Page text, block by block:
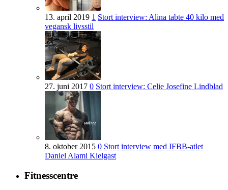
13. april 2019 1 Stort interview: Alina tabte 40 kilo med
vegansk livsstil
27. juni 2017 0 Stort interview: Celie Josefine Lindblad
8. oktober 2015 0 Stort interview med IFBB-atlet
Daniel Alami Kielgast
Fitnesscentre